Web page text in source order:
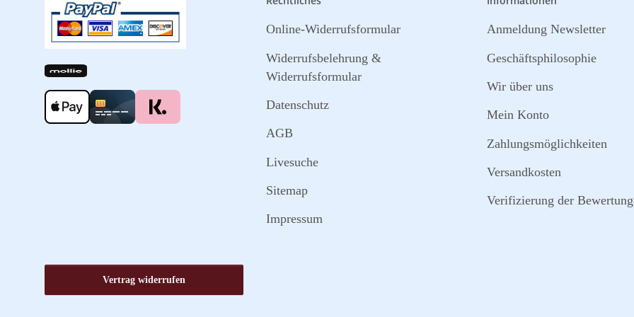
Online-Widerrufsformular
Widerrufsbelehrung &
Widerrufsformular
Datenschutz
AGB
Livesuche
Sitemap
Impressum
Anmeldung Newsletter
Geschäftsphilosophie
Wir über uns
Mein Konto
Zahlungsmöglichkeiten
Versandkosten
Verifizierung der
Vertrag widerrufen